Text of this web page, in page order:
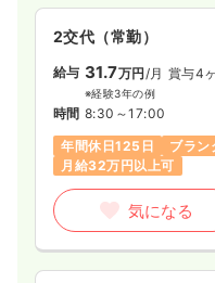
2交代（常勤）
給与 31.7万円/月 賞与4
※経験3年の例
時間 8:30～17:00
年間休日125日
ブラン
月給32万円以上可
気になる